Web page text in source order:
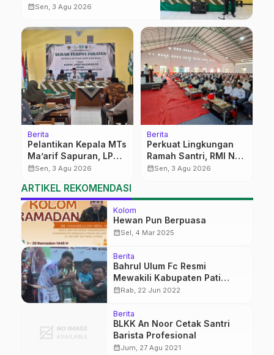
Susilowati Resmi Pimpin MTs
calendar_monthSen, 3 Agu 2026
Berita
Pelantikan Kepala MTs
Ma’arif Sapuran, LP
Ma’arif NU Wonosobo
Amanah
Kepemimpinan
Nahdliyah
calendar_monthSen, 3 Agu 2026
Berita
Perkuat Lingkungan
Ramah Santri, RMI NU
Gelar ‘Sambang
calendar_monthSen, 3 Agu 2026
ARTIKEL REKOMENDASI
Kolom
Hewan Pun Berpuasa
calendar_monthSel, 4 Mar 2025
Berita
Bahrul Ulum Fc Resmi
Mewakili Kabupaten Pati
Dalam Ajang Liga Santri Piala
calendar_monthRab, 22 Jun 2022
Berita
BLKK An Noor Cetak Santri
Barista Profesional
calendar_monthJum, 27 Agu 2021